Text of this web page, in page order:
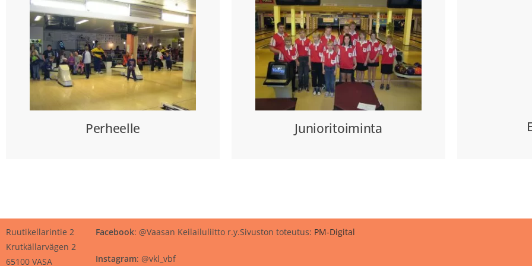
Perheelle Junioritoiminta
Ruutikellarintie 2
Krutkällarvägen 2
65100 VASA
Facebook: @Vaasan Keilailuliitto r.y.
Instagram: @vkl_vbf
Sivuston toteutus: PM-Digital